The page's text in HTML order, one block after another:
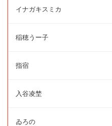
イナガキスミカ
稲穂うー子
指宿
入谷凌埜
ゐろの